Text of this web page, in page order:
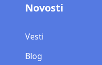
Novosti
Vesti
Blog